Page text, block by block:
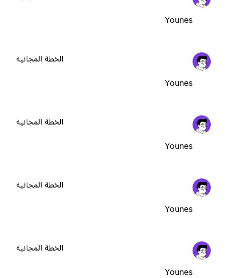
Younes
Younes
الخطة المجانية
Younes
الخطة المجانية
Younes
الخطة المجانية
Younes
الخطة المجانية